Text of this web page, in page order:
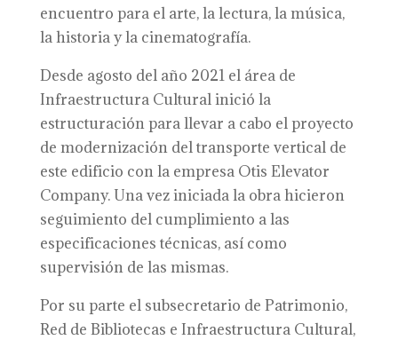
encuentro para el arte, la lectura, la música,
la historia y la cinematografía.
Desde agosto del año 2021 el área de
Infraestructura Cultural inició la
estructuración para llevar a cabo el proyecto
de modernización del transporte vertical de
este edificio con la empresa Otis Elevator
Company. Una vez iniciada la obra hicieron
seguimiento del cumplimiento a las
especificaciones técnicas, así como
supervisión de las mismas.
Por su parte el subsecretario de Patrimonio,
Red de Bibliotecas e Infraestructura Cultural,